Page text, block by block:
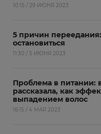
10:15 / 29 ИЮНЯ 2023
5 причин
остановиться
11:30 / 5 ИЮНЯ 2023
Проблема в питании:
рассказала, как
выпадением волос
16:15 / 4 МАЯ 2023